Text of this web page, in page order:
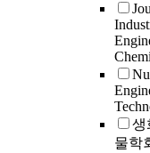
생
물학